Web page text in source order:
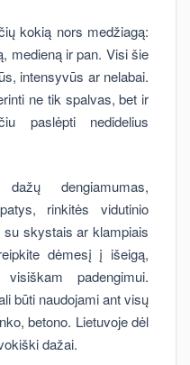
kokią nors medžiagą:
medieną ir pan. Visi šie
intensyvūs ar nelabai.
ne tik spalvas, bet ir
paslėpti nedidelius
dengiamumas,
rinkitės vidutinio
skystais ar klampiais
dėmesį į išeigą,
padengimui.
būti naudojami ant visų
betono. Lietuvoje dėl
dažai.